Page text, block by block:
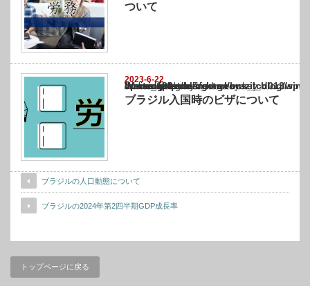
ついて
2023-6-22
Warning
: Undefined array key "show_category" in
/home/netst/kuno-cpa.co.jp/public_html/brazil_blog/wp-content/themes/
on line183
ブラジル入国時のビザについて
ブラジルの人口動態について
ブラジルの2024年第2四半期GDP成長率
トップページに戻る